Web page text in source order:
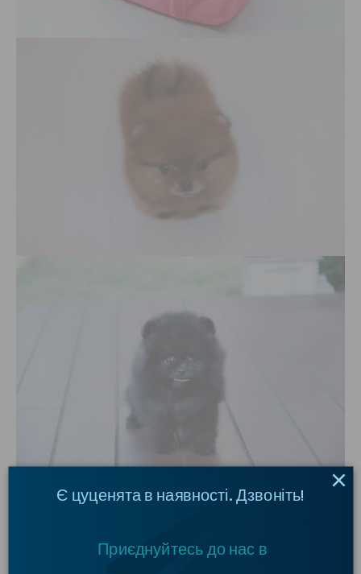
Хочете купити шпіца в Запоріжжі? У нашому розпліднику —
рижий, чорний. Пропонуємо шпіців у типі мішка, а також міні
та мікро цуценят — все це за найнижчими цінами в Україні.
Є цуценята в наявності. Дзвоніть!
Приєднуйтесь до нас в
×